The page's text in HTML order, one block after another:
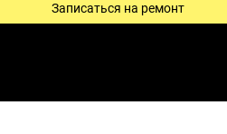
Записаться на ремонт